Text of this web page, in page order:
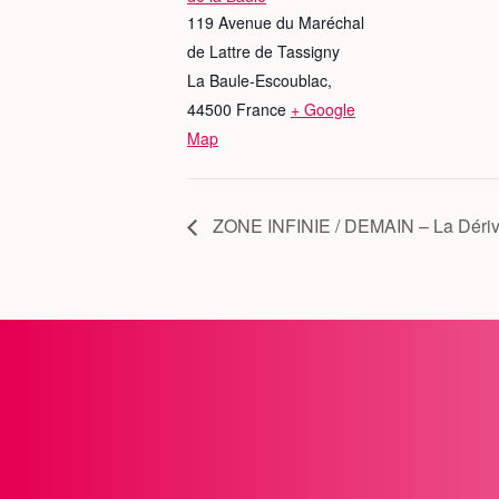
119 Avenue du Maréchal
de Lattre de Tassigny
La Baule-Escoublac,
44500 France + Google
Map
ZONE INFINIE / DEMAIN – La